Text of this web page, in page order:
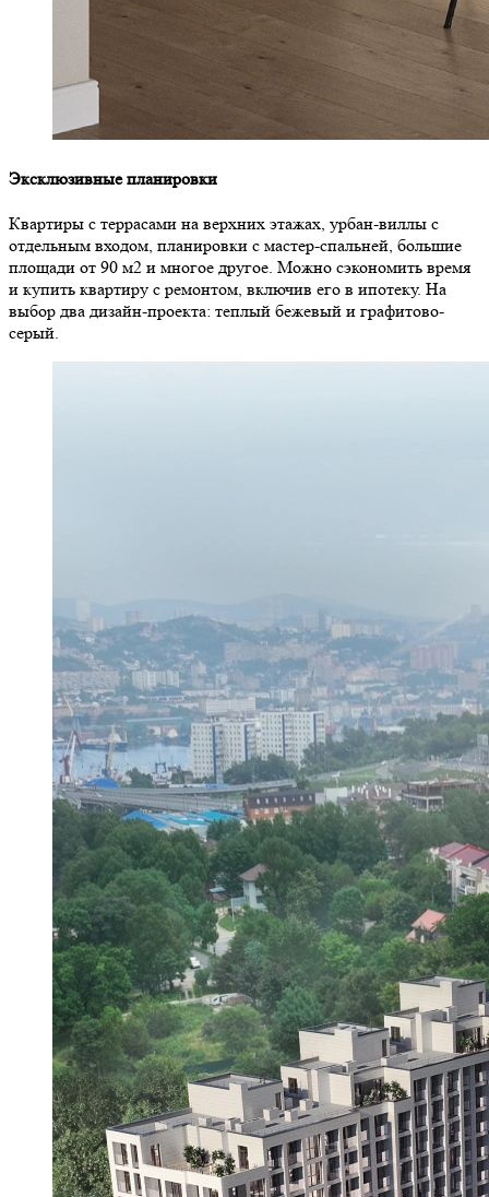
Эксклюзивные планировки
Квартиры с террасами на верхних этажах, урбан-виллы с
отдельным входом, планировки с мастер-спальней, большие
площади от 90 м2 и многое другое. Можно сэкономить время
и купить квартиру с ремонтом, включив его в ипотеку. На
выбор два дизайн-проекта: теплый бежевый и графитово-
серый.